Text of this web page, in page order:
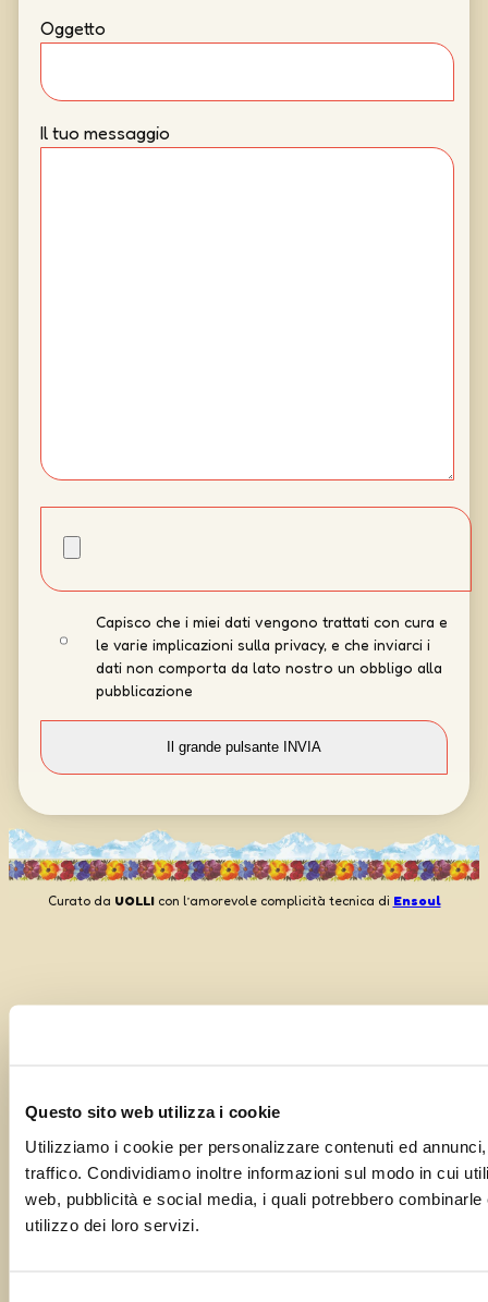
Questo sito web utilizza i cookie
Utilizziamo i cookie per personalizzare contenuti ed
traffico. Condividiamo inoltre informazioni sul modo in cui
web, pubblicità e social media, i quali potrebbero
utilizzo dei loro servizi.
Oggetto
Il tuo messaggio
Capisco che i miei dati vengono trattati con cura e
le varie implicazioni sulla privacy, e che inviarci i
dati non comporta da lato nostro un obbligo alla
pubblicazione
Curato da UOLLIcon l’amorevole complicità tecnica di Ensoul